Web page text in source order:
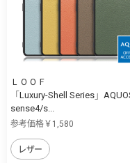
ＬＯＯＦ
「Luxury-Shell Series」
sense4/s...
参考価格￥1,580
レザー